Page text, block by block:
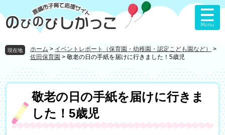
ー
ジ
先
頭
す
。
ニ
ュ
を
飛
し
て
本
文
へ
現在地 ホーム > イベントレポート（保育園・幼稚園・認定こども園など）
>
佐田保育園 > 敬老の日の手紙を届けに行きました！5歳児
敬老の日の手紙を届けに行きま
した！5歳児